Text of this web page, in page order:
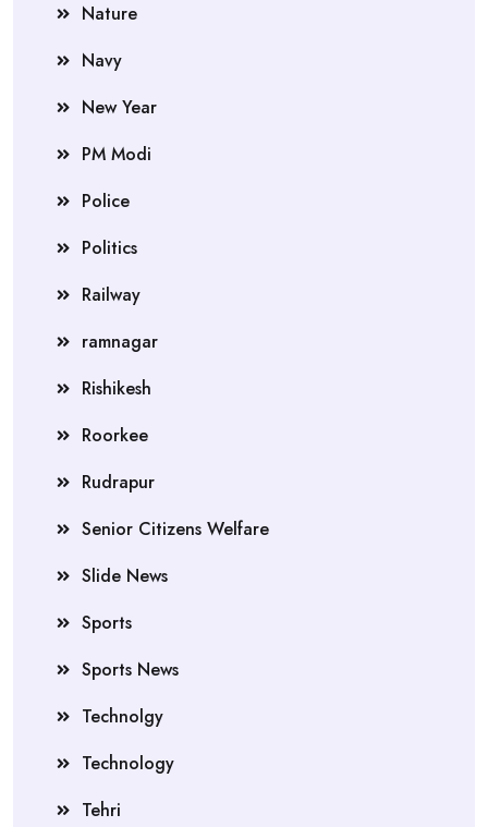
Nature
Navy
New Year
PM Modi
Police
Politics
Railway
ramnagar
Rishikesh
Roorkee
Rudrapur
Senior Citizens Welfare
Slide News
Sports
Sports News
Technolgy
Technology
Tehri